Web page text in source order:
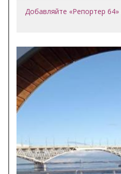
Добавляйте «Репортер